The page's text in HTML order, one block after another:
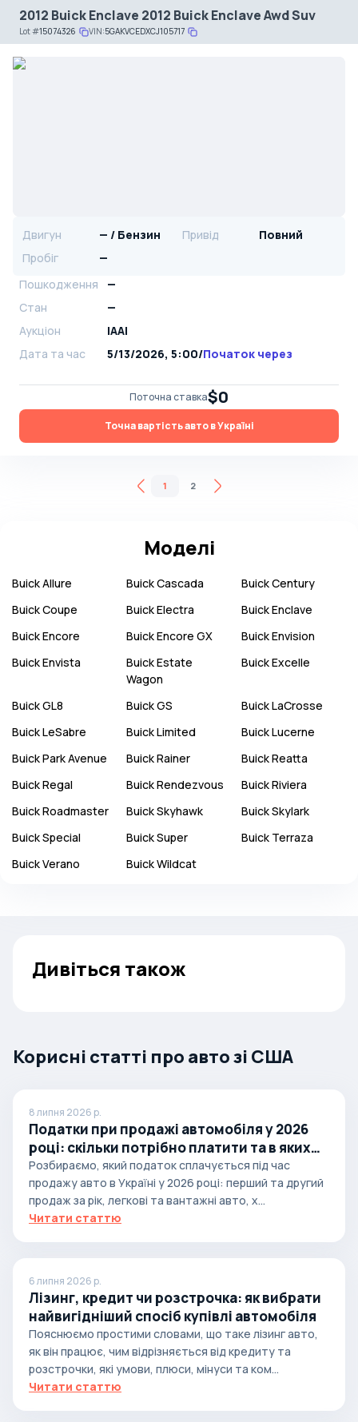
2012 Buick Enclave 2012 Buick Enclave Awd Suv
Lot#15074326 VIN:5GAKVCEDXCJ105717
Двигун — / Бензин Привід
Повний
Пробіг
—
Пошкодження
—
Стан
—
Аукціон
IAAI
Дата та час
5/13/2026, 5:00/Початок через
Поточна ставка$0
Точна вартість авто в Україні
1 2
Моделі
BuickAllure BuickCascada BuickCentury
BuickCoupe BuickElectra BuickEnclave
BuickEncore BuickEncore GX BuickEnvision
BuickEnvista BuickEstate
Wagon
BuickExcelle
BuickGL8 BuickGS BuickLaCrosse
BuickLeSabre BuickLimited BuickLucerne
BuickPark Avenue BuickRainer BuickReatta
BuickRegal BuickRendezvous BuickRiviera
BuickRoadmaster BuickSkyhawk BuickSkylark
BuickSpecial BuickSuper Buick Terraza
BuickVerano BuickWildcat
Дивіться також
Корисні статті про авто зі США
8 липня 2026 р.
Податки при продажі автомобіля у 2026
році: скільки потрібно платити та в яких
випадках
Розбираємо, який податок сплачується під час
продажу авто в Україні у 2026 році: перший та другий
продаж за рік, легкові та вантажні авто, х...
Читати статтю
6 липня 2026 р.
Лізинг, кредит чи розстрочка: як вибрати
найвигідніший спосіб купівлі автомобіля
Пояснюємо простими словами, що таке лізинг авто,
як він працює, чим відрізняється від кредиту та
розстрочки, які умови, плюси, мінуси та ком...
Читати статтю